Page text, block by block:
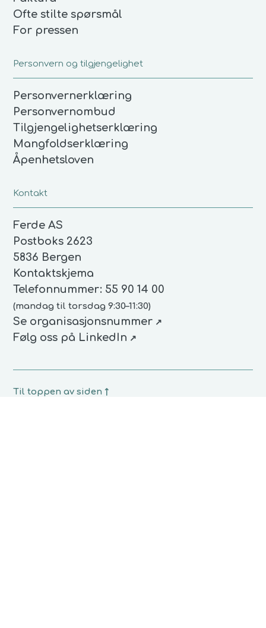
Ofte stilte spørsmål
For pressen
Personvern og tilgjengelighet
Personvernerklæring
Personvernombud
Tilgjengelighetserklæring
Mangfoldserklæring
Åpenhetsloven
Kontakt
Ferde AS
Postboks 2623
5836 Bergen
Kontaktskjema
Telefonnummer: 55 90 14 00
(mandag til torsdag 9:30–11:30)
Se organisasjonsnummer(åpnes i nytt vindu)
Følg oss på LinkedIn (åpnes i nytt vindu)
Til toppen av siden ↑